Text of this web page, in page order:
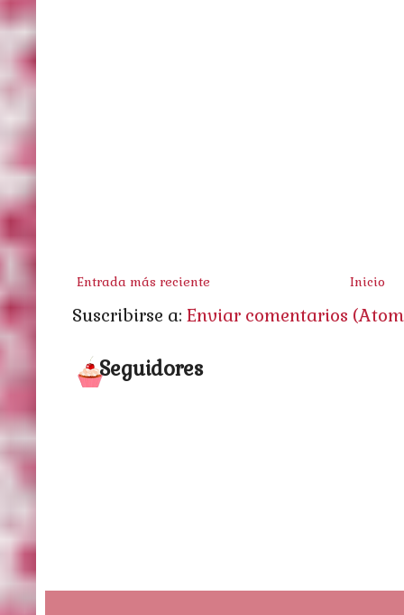
Entrada más reciente Inicio
Suscribirse a: Enviar comentarios
Seguidores